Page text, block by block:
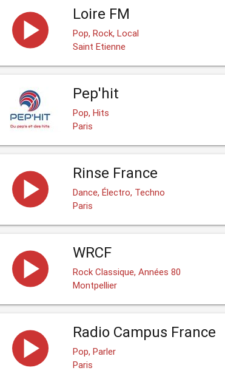
Loire FM
Pop, Rock, Local
Saint Etienne
Pep'hit
Pop, Hits
Paris
Rinse France
Dance, Électro, Techno
Paris
WRCF
Rock Classique, Années 80
Montpellier
Radio Campus France
Pop, Parler
Paris